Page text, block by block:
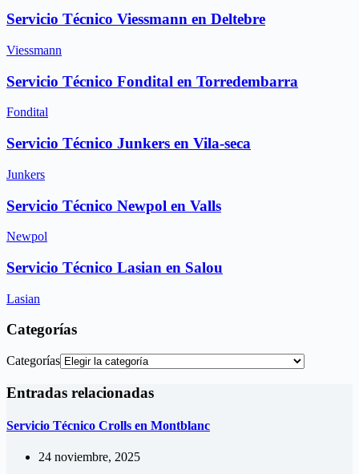
Servicio Técnico Viessmann en Deltebre
Viessmann
Servicio Técnico Fondital en Torredembarra
Fondital
Servicio Técnico Junkers en Vila-seca
Junkers
Servicio Técnico Newpol en Valls
Newpol
Servicio Técnico Lasian en Salou
Lasian
Categorías
Categorías
Entradas relacionadas
Servicio Técnico Crolls en Montblanc
24 noviembre, 2025